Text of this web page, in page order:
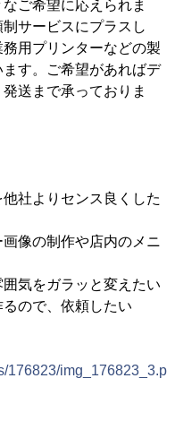
ご希望に応えられま
サービスにプラスし
用プリンターなどの製
す。ご希望があればデ
送まで承っておりま
社よりセンス良くした
像の制作や店内のメニ
気をガラッと変えたい
るので、依頼したい
176823/